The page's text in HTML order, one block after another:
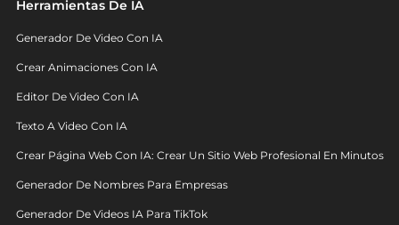
Herramientas De IA
Generador De Video Con IA
Crear Animaciones Con IA
Editor De Video Con IA
Texto A Video Con IA
Crear Página Web Con IA: Crear Un Sitio Web Profesional En Minutos
Generador De Nombres Para Empresas
Generador De Videos IA Para TikTok